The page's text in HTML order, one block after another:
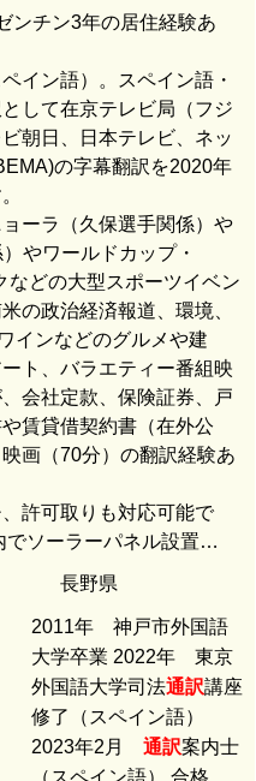
ンチン3年の居住経験あ
イン語）。スペイン語・
して在京テレビ局（フジ
朝日、日本テレビ、ネッ
の字幕翻訳を2020年
ーラ（久保選手関係）や
やワールドカップ・
などの大型スポーツイベン
の政治経済報道、環境、
インなどのグルメや建
ト、バラエティー番組映
会社定款、保険証券、戸
賃貸借契約書（在外公
画（70分）の翻訳経験あ
許可取りも対応可能で
でソーラーパネル設置…
長野県
2011年 神戸市外国語
大学卒業 2022年 東京
外国語大学司法通訳講座
修了（スペイン語）
2023年2月 通訳案内士
（スペイン語） 合格